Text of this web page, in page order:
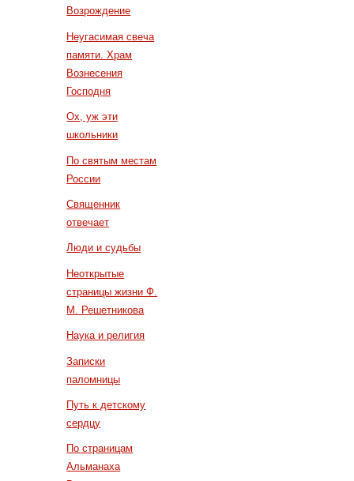
Возрождение
Неугасимая свеча
памяти. Храм
Вознесения
Господня
Ох, уж эти
школьники
По святым местам
России
Священник
отвечает
Люди и судьбы
Неоткрытые
страницы жизни Ф.
М. Решетникова
Наука и религия
Записки
паломницы
Путь к детскому
сердцу
По страницам
Альманаха